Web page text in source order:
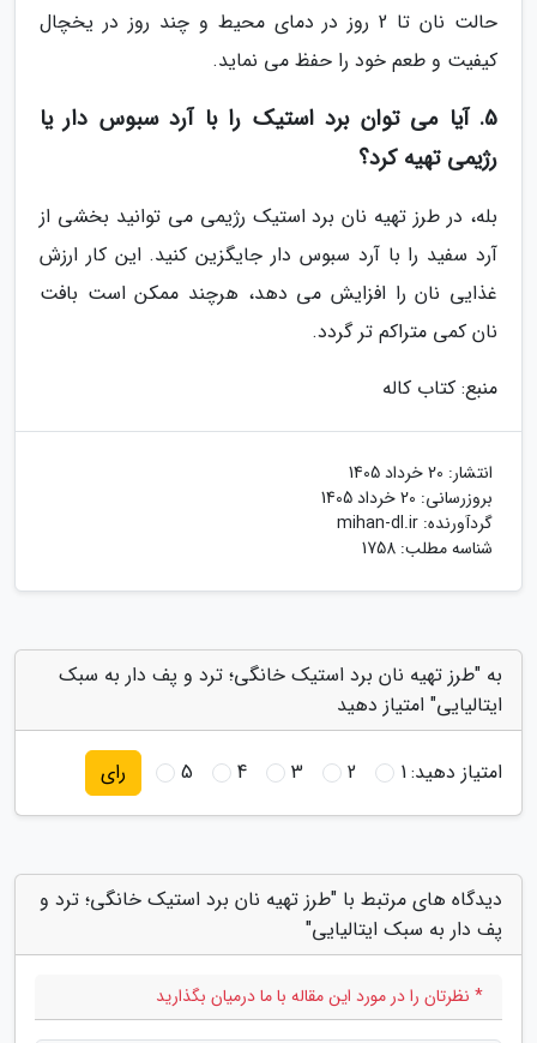
حالت نان تا 2 روز در دمای محیط و چند روز در یخچال
کیفیت و طعم خود را حفظ می نماید.
5. آیا می توان برد استیک را با آرد سبوس دار یا
رژیمی تهیه کرد؟
بله، در طرز تهیه نان برد استیک رژیمی می توانید بخشی از
آرد سفید را با آرد سبوس دار جایگزین کنید. این کار ارزش
غذایی نان را افزایش می دهد، هرچند ممکن است بافت
نان کمی متراکم تر گردد.
منبع: کتاب کاله
انتشار: 20 خرداد 1405
بروزرسانی: 20 خرداد 1405
گردآورنده: mihan-dl.ir
شناسه مطلب: 1758
به "طرز تهیه نان برد استیک خانگی؛ ترد و پف دار به سبک
ایتالیایی" امتیاز دهید
امتیاز دهید:1
2
3
4
5 رای
دیدگاه های مرتبط با "طرز تهیه نان برد استیک خانگی؛ ترد و
پف دار به سبک ایتالیایی"
* نظرتان را در مورد این مقاله با ما درمیان بگذارید